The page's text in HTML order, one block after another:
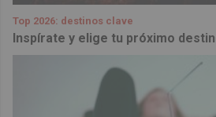
Top 2026: destinos clave
Inspírate y elige tu próximo